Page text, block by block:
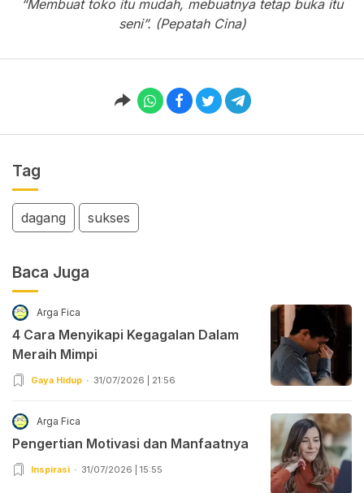
“Membuat toko itu mudah, mebuatnya tetap buka itu
seni”. (Pepatah Cina)
Tag
dagang sukses
Baca Juga
Arga Fica
4 Cara Menyikapi Kegagalan Dalam
Meraih Mimpi
Gaya Hidup 31/07/2026 | 21:56
Arga Fica
Pengertian Motivasi dan Manfaatnya
Inspirasi 31/07/2026 | 15:55